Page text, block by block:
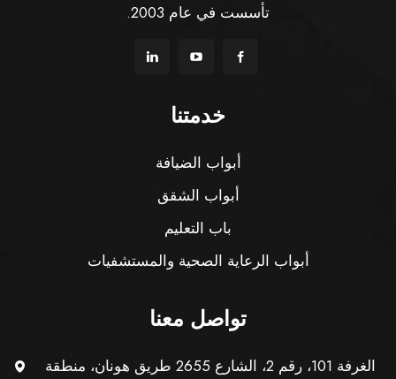
تأسست في عام 2003.
خدمتنا
أبواب الضيافة
أبواب الشقق
باب التعليم
أبواب الرعاية الصحية والمستشفيات
تواصل معنا
الغرفة 101، رقم 2، الشارع 2655 طريق هونان، منطقة